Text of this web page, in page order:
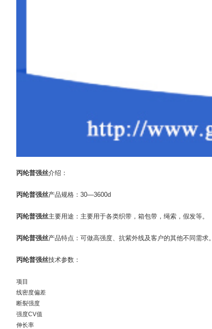
丙纶普强丝介绍：
丙纶普强丝产品规格：30—3600d
丙纶普强丝主要用途：主要用于各类织带，箱包带，绳索，假发等。
丙纶普强丝产品特点：可做高强度、抗紫外线及客户的其他不同需求。
丙纶普强丝技术参数：
项目
线密度偏差
断裂强度
强度CV值
伸长率